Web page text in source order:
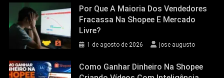
Por Que A Maioria Dos Vendedores
Fracassa Na Shopee E Mercado
Livre?
1 de agosto de 2026 jose augusto
Como Ganhar Dinheiro Na Shopee